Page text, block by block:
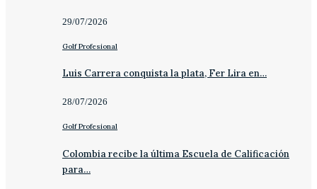
29/07/2026
Golf Profesional
Luis Carrera conquista la plata, Fer Lira en…
28/07/2026
Golf Profesional
Colombia recibe la última Escuela de Calificación
para…